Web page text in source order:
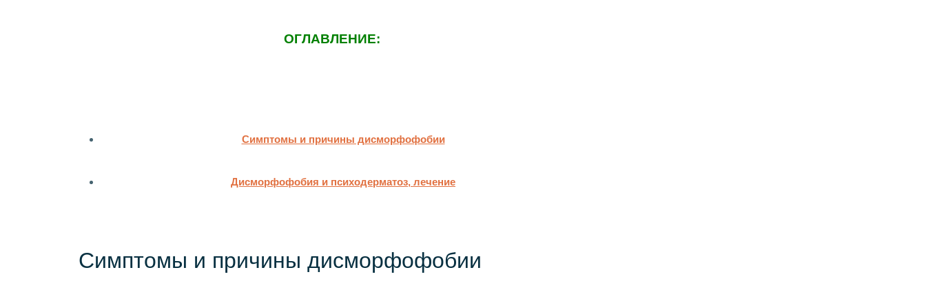
ОГЛАВЛЕНИЕ:
Симптомы и причины дисморфофобии
Дисморфофобия и психодерматоз, лечение
Симптомы и причины дисморфофобии